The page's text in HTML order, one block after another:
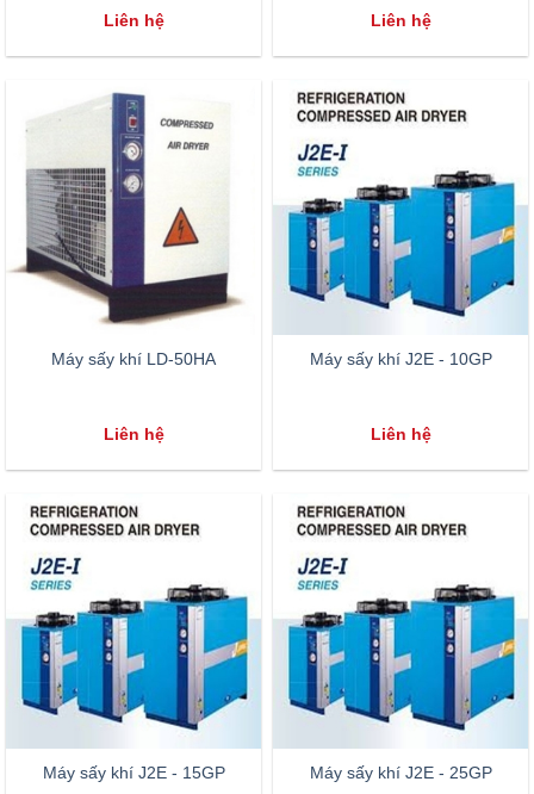
Liên hệ Liên hệ
Máy sấy khí LD-50HA
Liên hệ
Máy sấy khí J2E - 10GP
Liên hệ
Máy sấy khí J2E - 15GP Máy sấy khí J2E - 25GP